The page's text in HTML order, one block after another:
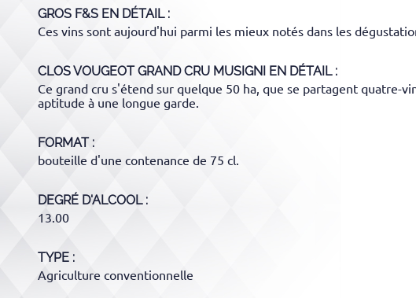
GROS F&S EN DÉTAIL :
Ces vins sont aujourd'hui parmi les mieux notés dans les
CLOS VOUGEOT GRAND CRU MUSIGNI EN DÉTAIL :
Ce grand cru s'étend sur quelque 50 ha, que se partagent quatre-
aptitude à une longue garde.
FORMAT
bouteille d'une contenance de 75 cl.
DEGRÉ D'ALCOOL
13.00
TYPE
Agriculture conventionnelle